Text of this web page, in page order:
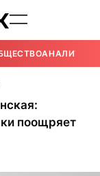
АНАЛИТИКА
поощряет